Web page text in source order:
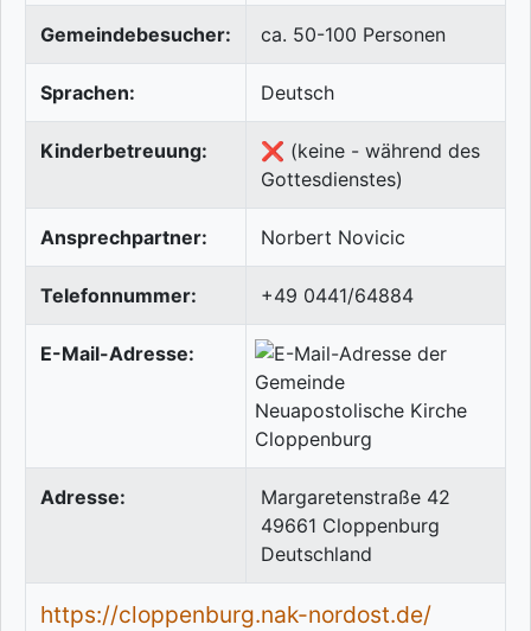
Gemeindebesucher: ca. 50-100 Personen
Sprachen: Deutsch
Kinderbetreuung:
❌ (keine - während des
Gottesdienstes)
Ansprechpartner: Norbert Novicic
Telefonnummer: +49 0441/64884
E-Mail-Adresse:
Adresse:
Margaretenstraße 42
49661 Cloppenburg
Deutschland
https://cloppenburg.nak-nordost.de/